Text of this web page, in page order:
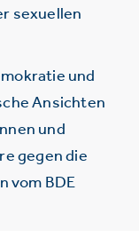
sexuellen
und
Ansichten
und
gegen die
vom BDE